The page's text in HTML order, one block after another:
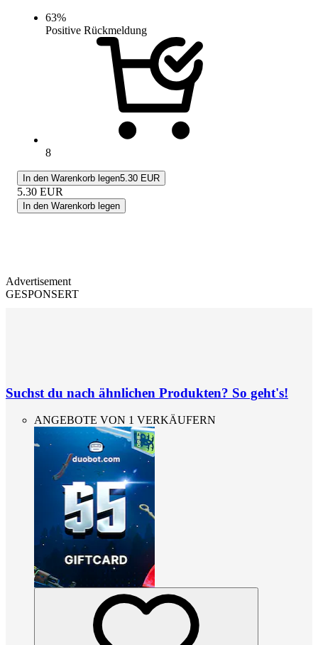
63%
Positive Rückmeldung
8
In den Warenkorb legen5.30 EUR
5.30 EUR
In den Warenkorb legen
Advertisement
GESPONSERT
Suchst du nach ähnlichen Produkten? So geht's!
ANGEBOTE VON 1 VERKÄUFERN